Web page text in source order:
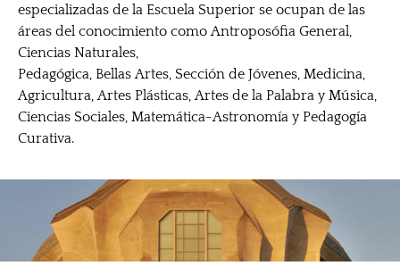
especializadas de la Escuela Superior se ocupan de las
áreas del conocimiento como Antroposófia General,
Ciencias Naturales,
Pedagógica, Bellas Artes, Sección de Jóvenes, Medicina,
Agricultura, Artes Plásticas, Artes de la Palabra y Música,
Ciencias Sociales, Matemática-Astronomía y Pedagogía
Curativa.